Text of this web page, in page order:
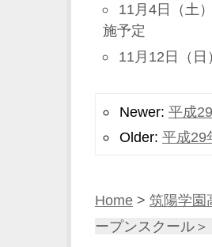
11月4日（土
施予定
11月12日（日
Newer: 平成
Older: 平成29
Home > 筑陽学園
ープンスクール＞